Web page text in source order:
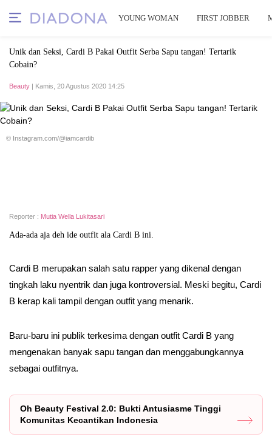
YOUNG WOMAN FIRST JOBBER
Unik dan Seksi, Cardi B Pakai Outfit Serba Sapu tangan! Tertarik
Cobain?
Beauty | Kamis, 20 Agustus 2020 14:25
© Instagram.com/@iamcardib
Reporter : Mutia Wella Lukitasari
Ada-ada aja deh ide outfit ala Cardi B ini.
Cardi B merupakan salah satu rapper yang dikenal dengan
tingkah laku nyentrik dan juga kontroversial. Meski begitu, Cardi
B kerap kali tampil dengan outfit yang menarik.
Baru-baru ini publik terkesima dengan outfit Cardi B yang
mengenakan banyak sapu tangan dan menggabungkannya
sebagai outfitnya.
Oh Beauty Festival 2.0: Bukti Antusiasme Tinggi
Komunitas Kecantikan Indonesia